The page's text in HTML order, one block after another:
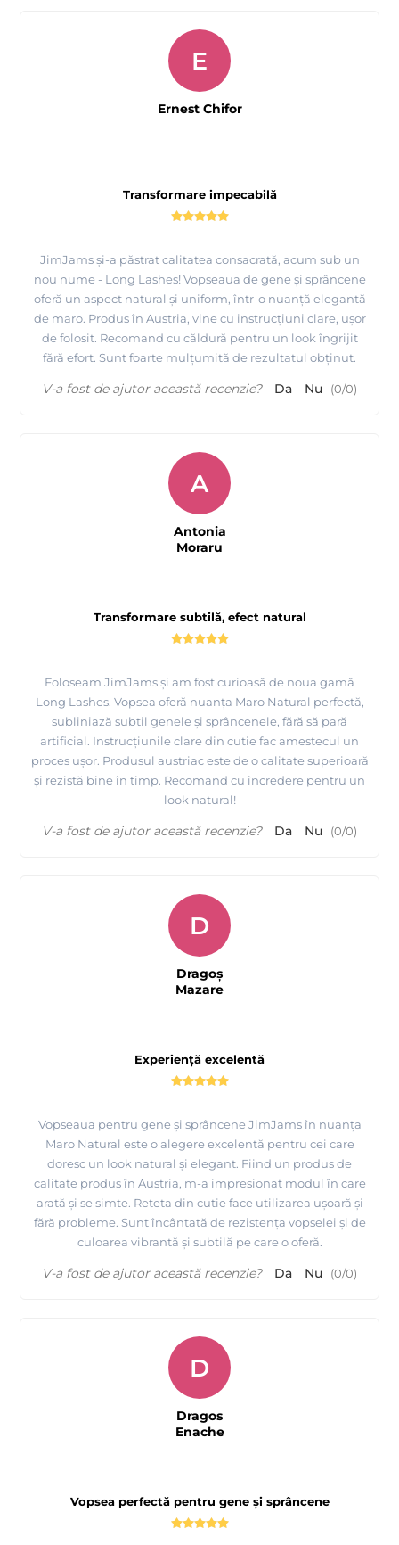
Transformare impecabilă
JimJams și-a păstrat calitatea consacrată, acum sub un
nou nume - Long Lashes! Vopseaua de gene și sprâncene
oferă un aspect natural și uniform, într-o nuanță elegantă
de maro. Produs în Austria, vine cu instrucțiuni clare, ușor
de folosit. Recomand cu căldură pentru un look îngrijit
fără efort. Sunt foarte mulțumită de rezultatul obținut.
E
Ernest Chifor
V-a fost de ajutor această recenzie? Da Nu (0/0)
Transformare subtilă, efect natural
Foloseam JimJams și am fost curioasă de noua gamă
Long Lashes. Vopsea oferă nuanța Maro Natural perfectă,
subliniază subtil genele și sprâncenele, fără să pară
artificial. Instrucțiunile clare din cutie fac amestecul un
proces ușor. Produsul austriac este de o calitate superioară
și rezistă bine în timp. Recomand cu încredere pentru un
look natural!
A
Antonia
Moraru
V-a fost de ajutor această recenzie? Da Nu (0/0)
Experiență excelentă
Vopseaua pentru gene și sprâncene JimJams în nuanța
Maro Natural este o alegere excelentă pentru cei care
doresc un look natural și elegant. Fiind un produs de
calitate produs în Austria, m-a impresionat modul în care
arată și se simte. Reteta din cutie face utilizarea ușoară și
fără probleme. Sunt încântată de rezistența vopselei și de
culoarea vibrantă și subtilă pe care o oferă.
D
Dragoș
Mazare
V-a fost de ajutor această recenzie? Da Nu (0/0)
Vopsea perfectă pentru gene și sprâncene
D
Dragos
Enache